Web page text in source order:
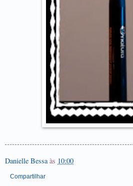
Danielle Bessa às 10:00
Compartilhar